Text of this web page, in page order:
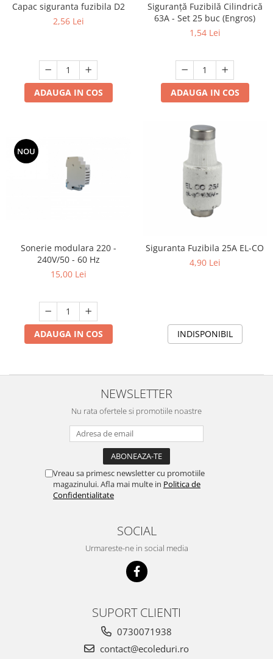
Capac siguranta fuzibila D2
2,56 Lei
ADAUGA IN COS
Siguranță Fuzibilă Cilindrică
63A - Set 25 buc (Engros)
1,54 Lei
ADAUGA IN COS
NOU
Sonerie modulara 220 -
240V/50 - 60 Hz
15,00 Lei
ADAUGA IN COS
Siguranta Fuzibila 25A EL-CO
4,90 Lei
INDISPONIBIL
NEWSLETTER
Nu rata ofertele si promotiile noastre
Vreau sa primesc newsletter cu promotiile
magazinului. Afla mai multe in Politica de
Confidentialitate
SOCIAL
Urmareste-ne in social media
SUPORT CLIENTI
0730071938
contact@ecoleduri.ro